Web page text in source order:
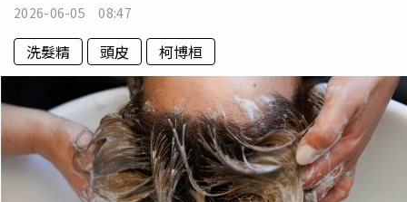
2026-06-05 08:47
洗髮精 頭皮 柯博桓